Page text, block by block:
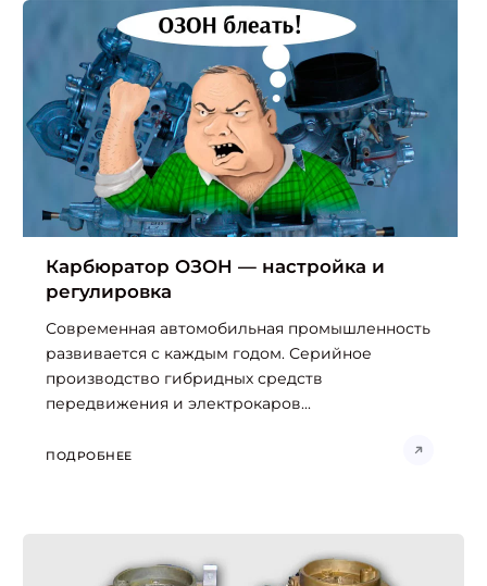
Карбюратор ОЗОН — настройка и
регулировка
Современная автомобильная промышленность
развивается с каждым годом. Серийное
производство гибридных средств
передвижения и электрокаров...
ПОДРОБНЕЕ